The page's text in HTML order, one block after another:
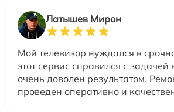
Латышев Мирон
Мой телевизор нуждался в
этот сервис справился с задачей
очень доволен результатом.
проведен оперативно и